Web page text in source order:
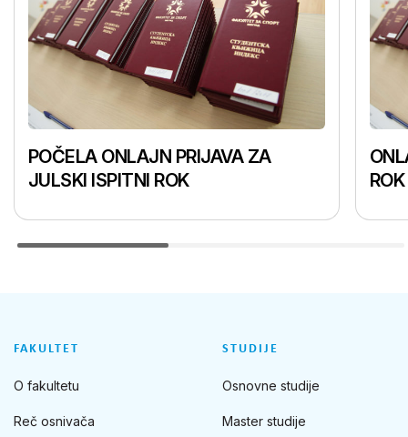
POČELA ONLAJN PRIJAVA ZA
JULSKI ISPITNI ROK
FAKULTET
O fakultetu
Reč osnivača
STUDIJE
Osnovne studije
Master studije